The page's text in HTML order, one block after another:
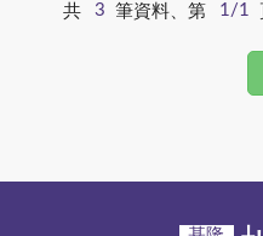
共 3 筆資料、第 1/1